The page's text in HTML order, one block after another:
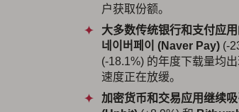
户获取份额。
大多数传统银行和支付应
네이버페이 (Naver Pay) (-
(-18.1%) 的年度下载量均
速度正在放缓。
加密货币和交易应用继续吸